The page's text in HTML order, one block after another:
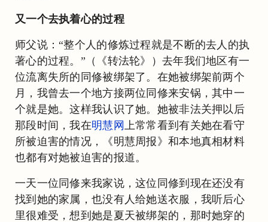
又一个去执着心的过程
师父说：“整个人的修炼过程就是不断的去人的执
著心的过程。”（《转法轮》）去年我们地区有一
位流离失所的同修被绑架了。在她被绑架前两个
月，我曾去一个地方接两位同修来安锅，其中一
个就是她。这样我认识了她。她被非法关押以后
那段时间，我在明慧网 上常常看到有关她在看守
所被迫害的情况，《明慧周报》和本地真相材料
也都有对她被迫害的报道。
一天一位同修来我家说，这位同修到现在还没有
找到她的家属，也没有人给她送衣服，我听后心
里很难受，想到她是夏天被绑架的，那时她穿的